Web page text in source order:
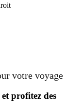
votre voyage
profitez des